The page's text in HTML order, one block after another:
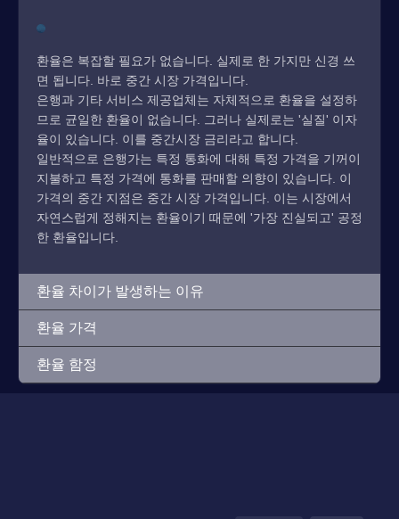
환율은 복잡할 필요가 없습니다. 실제로 한 가지만 신경 쓰
면 됩니다. 바로 중간 시장 가격입니다.
은행과 기타 서비스 제공업체는 자체적으로 환율을 설정하
므로 균일한 환율이 없습니다. 그러나 실제로는 '실질' 이자
율이 있습니다. 이를 중간시장 금리라고 합니다.
일반적으로 은행가는 특정 통화에 대해 특정 가격을 기꺼이
지불하고 특정 가격에 통화를 판매할 의향이 있습니다. 이
가격의 중간 지점은 중간 시장 가격입니다. 이는 시장에서
자연스럽게 정해지는 환율이기 때문에 '가장 진실되고' 공정
한 환율입니다.
환율 차이가 발생하는 이유
환율 가격
환율 함정